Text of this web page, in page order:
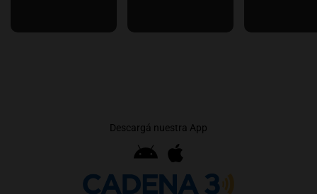
Descargá nuestra App